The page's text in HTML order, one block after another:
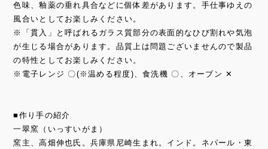
色味、釉薬の垂れ具合などに個体差があります。手仕事ゆえの
風合いとしてお楽しみください。
※「貫入」と呼ばれるガラス質部分の表面的なひび割れや気泡
が生じる場合があります。品質上は問題ございませんので製品
の特性としてお楽しみください。
※電子レンジ 〇(※温める程度)、食洗機 〇、オーブン ✕
■作り手の紹介
一翠窯（いっすいがま）
窯主、高畑伸也氏。兵庫県尼崎生まれ。インド。ネパール・東